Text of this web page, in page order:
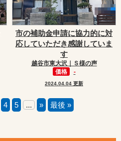
市の補助金申請に協力的に対
応していただき感謝していま
す
越谷市東大沢｜Ｓ様の声
価格
-
2024.04.04 更新
4 5 ... » 最後 »